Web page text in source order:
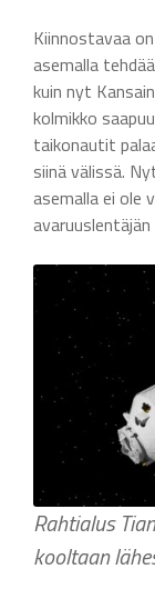
Kiinnostavaa
asemalla
kuin nyt
kolmikko
taikonautit
siinä välissä.
asemalla ei ole
avaruuslentäjän
Rahtialus
kooltaan